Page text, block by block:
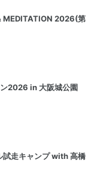
MEDITATION 2026(第
2026 in 大阪城公園
試走キャンプ with 高橋